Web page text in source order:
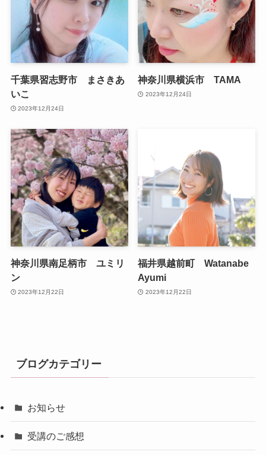
千葉県習志野市 まさきあ
いこ
2023年12月24日
神奈川県横浜市 TAMA
2023年12月24日
神奈川県南足柄市 ユミリ
ン
2023年12月22日
福井県越前町 Watanabe
Ayumi
2023年12月22日
ブログカテゴリー
お知らせ
受講のご感想